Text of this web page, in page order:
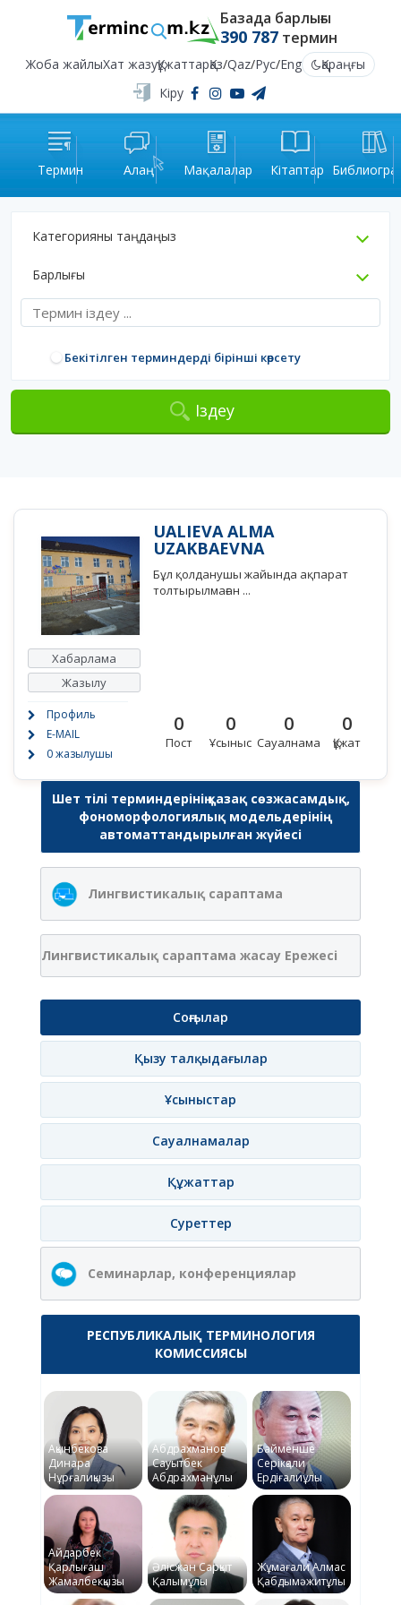
Базада барлығы
390 787термин
Жоба жайлыХат жазуҚұжаттарҚаз/Qaz/Рус/Eng
Қараңғы
Кіру
Термин Алаң Мақалалар Кітаптар
Категорияны таңдаңыз
Барлығы
Бекітілген терминдерді бірінші көрсету
Іздеу
Хабарлама
Жазылу
Профиль
E-MAIL
0 жазылушы
UALIEVA ALMA
UZAKBAEVNA
Бұл қолданушы жайында ақпарат
толтырылмаған ...
0
Пост
0
Ұсыныс
0
Сауалнама
0
Құжат
Шет тілі терминдерінің қазақ сөзжасамдық,
фономорфологиялық модельдерінің
автоматтандырылған жүйесі
Лингвистикалық сараптама
Лингвистикалық сараптама жасау Ережесі
Соңғылар
Қызу талқыдағылар
Ұсыныстар
Сауалнамалар
Құжаттар
Суреттер
Семинарлар, конференциялар
РЕСПУБЛИКАЛЫҚ ТЕРМИНОЛОГИЯ
КОМИССИЯСЫ
Ақынбекова
Динара
Нұрғалиқызы
Абдрахманов
Сауытбек
Абдрахманұлы
Байменше
Серікқали
Ердіғалиұлы
Айдарбек
Қарлығаш
Жамалбекқызы
Әлісжан Сарқыт
Қалымұлы
Жұмағали Алмас
Қабдымәжитұлы